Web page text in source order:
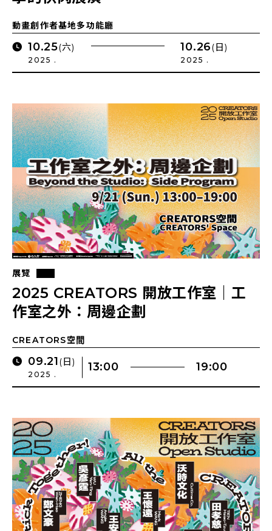
動畫創作者基地多功能廳
10.25(六)
2025 .
10.26(日)
2025 .
展覽
2025 CREATORS 開放工作室｜工
作室之外：周邊企劃
CREATORS空間
09.21(日)
2025 .
13:00 19:00